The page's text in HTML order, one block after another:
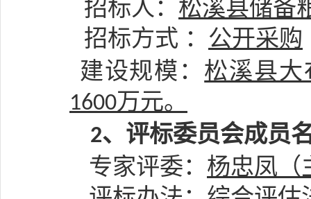
招标人： 松溪县储备
招标方式 ： 公开采购
建设规模： 松溪县
1600万元。
2、评标委员会成员
专家评委： 杨忠凤（